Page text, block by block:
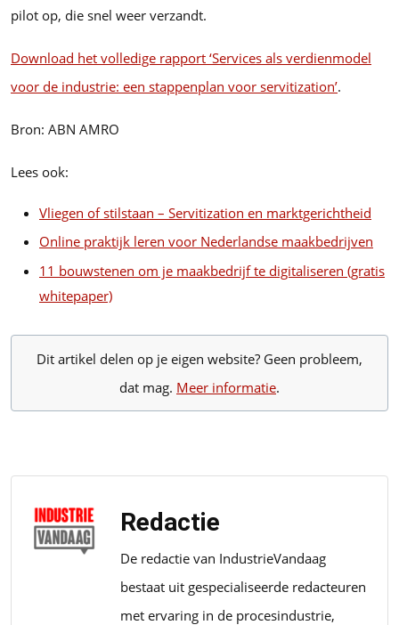
pilot op, die snel weer verzandt.
Download het volledige rapport ‘Services als verdienmodel
voor de industrie: een stappenplan voor servitization’.
Bron: ABN AMRO
Lees ook:
Vliegen of stilstaan – Servitization en marktgerichtheid
Online praktijk leren voor Nederlandse maakbedrijven
11 bouwstenen om je maakbedrijf te digitaliseren (gratis
whitepaper)
Dit artikel delen op je eigen website? Geen probleem,
dat mag. Meer informatie.
Redactie
De redactie van IndustrieVandaag
bestaat uit gespecialiseerde redacteuren
met ervaring in de procesindustrie,